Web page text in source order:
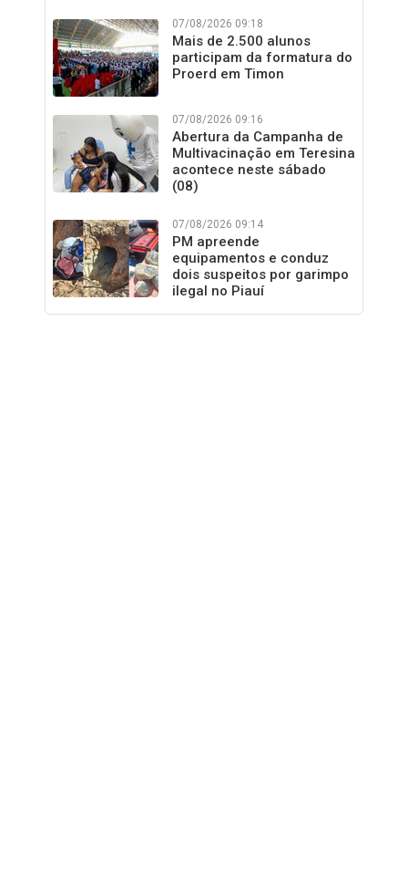
07/08/2026 09:18
Mais de 2.500 alunos
participam da formatura do
Proerd em Timon
07/08/2026 09:16
Abertura da Campanha de
Multivacinação em Teresina
acontece neste sábado
(08)
07/08/2026 09:14
PM apreende
equipamentos e conduz
dois suspeitos por garimpo
ilegal no Piauí